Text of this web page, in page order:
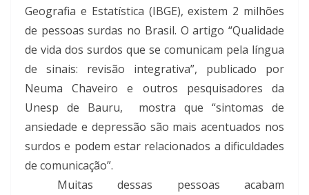
Geografia e Estatística (IBGE), existem 2 milhões
de pessoas surdas no Brasil. O artigo “Qualidade
de vida dos surdos que se comunicam pela língua
de sinais: revisão integrativa”, publicado por
Neuma Chaveiro e outros pesquisadores da
Unesp de Bauru,
mostra que “sintomas de
ansiedade e depressão são mais acentuados nos
surdos e podem estar relacionados a dificuldades
de comunicação”.
Muitas dessas pessoas acabam